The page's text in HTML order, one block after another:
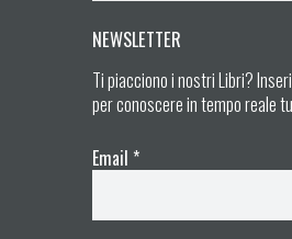
NEWSLETTER
Ti piacciono i nostri Libri?
per conoscere in tempo reale
Email *